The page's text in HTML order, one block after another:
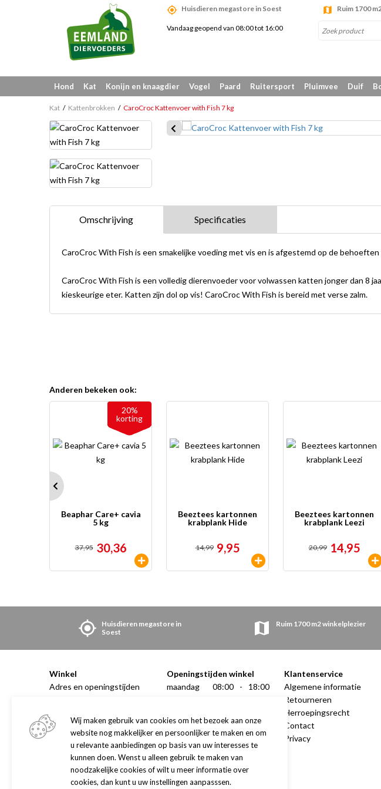
Huisdieren megastore in Soest Ruim 1700
Vandaag geopend van 08:00 tot 16:00
Hond Kat Konijn en knaagdier Vogel Paard Ruitersport Pluimvee Duif
Kat Kattenbrokken CaroCroc Kattenvoer with Fish 7 kg
Omschrijving Specificaties
CaroCroc With Fish is een smakelijke voeding met vis en is afgestemd op de
CaroCroc With Fish is een volledig dierenvoeder voor volwassen katten jonger dan 8
kieskeurige eter. Katten zijn dol op vis! CaroCroc With Fish is bereid met verse zalm.
Anderen bekeken ook:
20%
korting
Beaphar Care+ cavia
5 kg
37,95 30,36
Beeztees kartonnen
krabplank Hide
14,99 9,95
Beeztees kartonnen
krabplank Leezi
20,99 14,95
Huisdieren megastore in
Soest
Ruim 1700 m2 winkelplezier
Winkel
Adres en openingstijden
Aquariumhal
Dogwash
Hondentrimsalon
Openingstijden winkel
maandag
08:00 -
18:00
donderdag 08:00 - 18:00
vrijdag
08:00 - 18:00
zaterdag
08:00 - 16:00
Aquariumhal
Klantenservice
Algemene informatie
Retourneren
Herroepingsrecht
Contact
Privacy
Wij maken gebruik van cookies om het bezoek aan onze
website nog makkelijker en persoonlijker te maken en om
u relevante aanbiedingen op basis van uw interesses te
kunnen doen. Wenst u alleen gebruik te maken van
noodzakelijke cookies of wilt u meer informatie over
cookies, dan kunt u uw instellingen aanpasssen.